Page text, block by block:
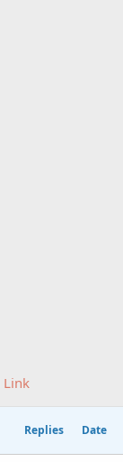
Link
Replies Date